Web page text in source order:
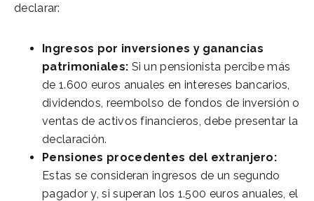
declarar:
Ingresos por inversiones y ganancias
patrimoniales: Si un pensionista percibe más
de 1.600 euros anuales en intereses bancarios,
dividendos, reembolso de fondos de inversión o
ventas de activos financieros, debe presentar la
declaración.
Pensiones procedentes del extranjero:
Estas se consideran ingresos de un segundo
pagador y, si superan los 1.500 euros anuales, el